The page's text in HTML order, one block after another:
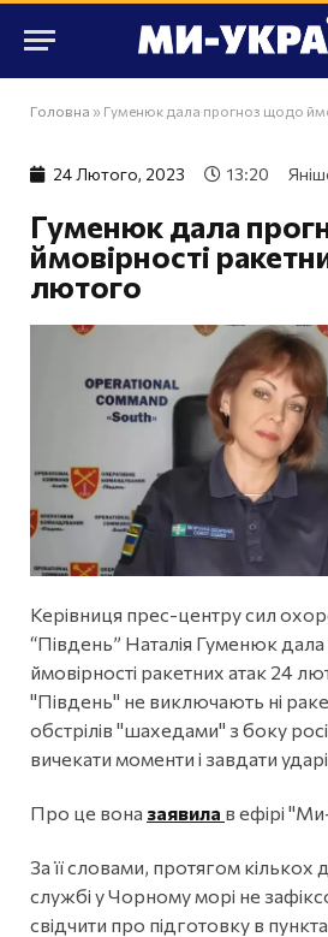
Головна » Гуменюк дала прогноз щодо
24 Лютого, 2023 13:20
Гуменюк дала
ймовірності
лютого
Керівниця прес-центру сил
“Південь” Наталія Гуменюк
ймовірності ракетних атак 24
"Південь" не виключають ні
обстрілів "шахедами" з боку
вичекати моменти і завдати
Про це вона заявила в ефірі
За її словами, протягом кількох
службі у Чорному морі не
свідчити про підготовку в